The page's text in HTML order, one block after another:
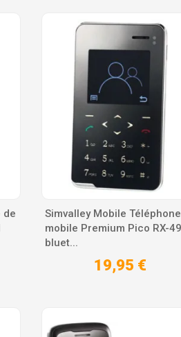
de
Simvalley Mobile Téléphone
mobile Premium Pico RX-
bluet...
19,95 €